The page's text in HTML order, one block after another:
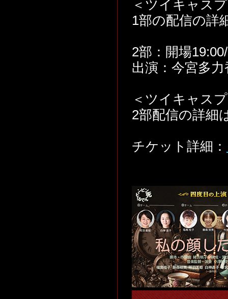
＜ツイキャス
1部の配信の詳
2部：開場
出演：今宮多
＜ツイキャス
2部配信の詳細
チケット詳細：